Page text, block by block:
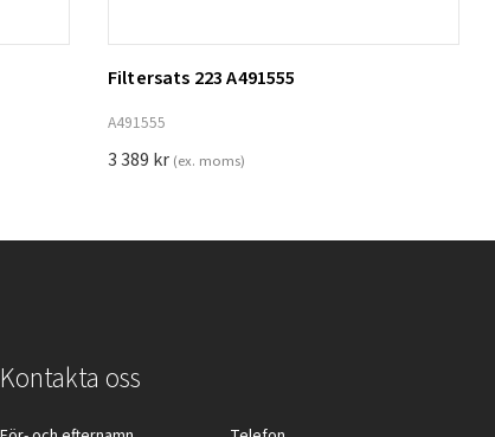
Lägg till i varukorg
Filtersats 223 A491555
A491555
3 389 kr (ex. moms)
Kontakta oss